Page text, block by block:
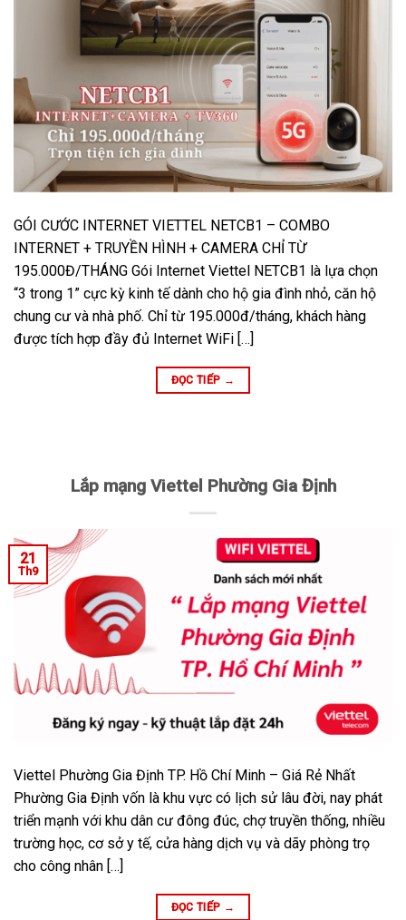
GÓI CƯỚC INTERNET VIETTEL NETCB1 – COMBO
INTERNET + TRUYỀN HÌNH + CAMERA CHỈ TỪ
195.000Đ/THÁNG Gói Internet Viettel NETCB1 là lựa chọn
“3 trong 1” cực kỳ kinh tế dành cho hộ gia đình nhỏ, căn hộ
chung cư và nhà phố. Chỉ từ 195.000đ/tháng, khách hàng
được tích hợp đầy đủ Internet WiFi […]
ĐỌC TIẾP →
Lắp mạng Viettel Phường Gia Định
21
Th9
Viettel Phường Gia Định TP. Hồ Chí Minh – Giá Rẻ Nhất
Phường Gia Định vốn là khu vực có lịch sử lâu đời, nay phát
triển mạnh với khu dân cư đông đúc, chợ truyền thống, nhiều
trường học, cơ sở y tế, cửa hàng dịch vụ và dãy phòng trọ
cho công nhân […]
ĐỌC TIẾP →